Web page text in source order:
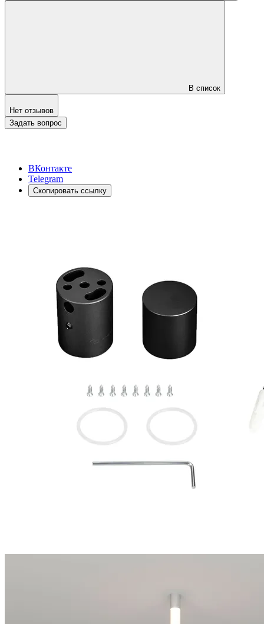
В список
Нет отзывов
Задать вопрос
ВКонтакте
Telegram
Скопировать ссылку